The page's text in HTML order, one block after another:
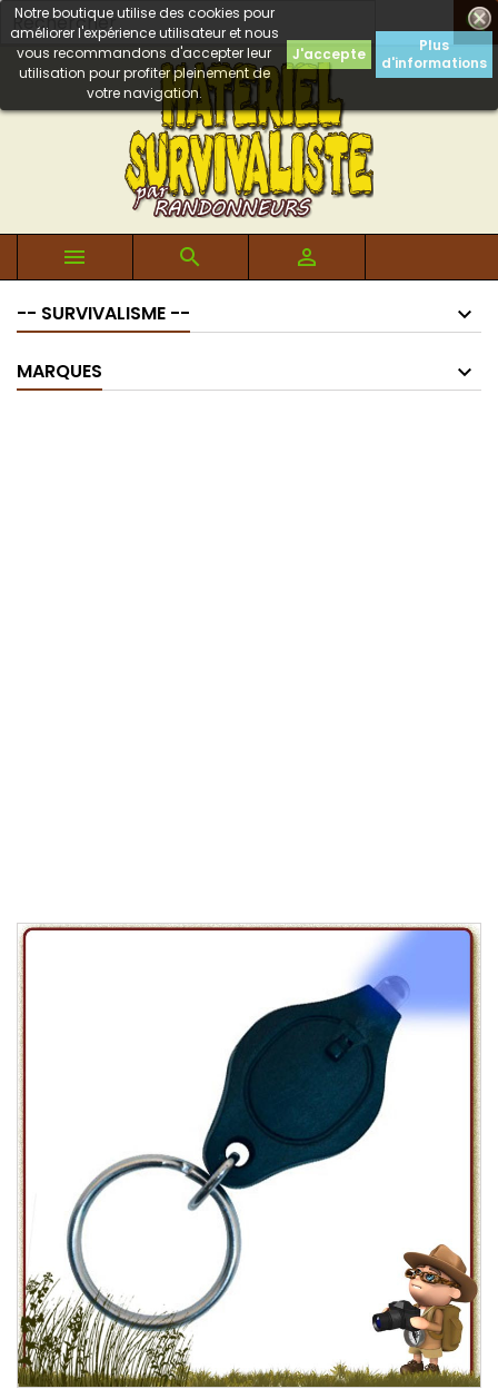

Notre boutique utilise des cookies pour
améliorer l'expérience utilisateur et nous
vous recommandons d'accepter leur
utilisation pour profiter pleinement de
votre navigation.
J'accepte
Plus
d'informations
  
-- SURVIVALISME --
MARQUES